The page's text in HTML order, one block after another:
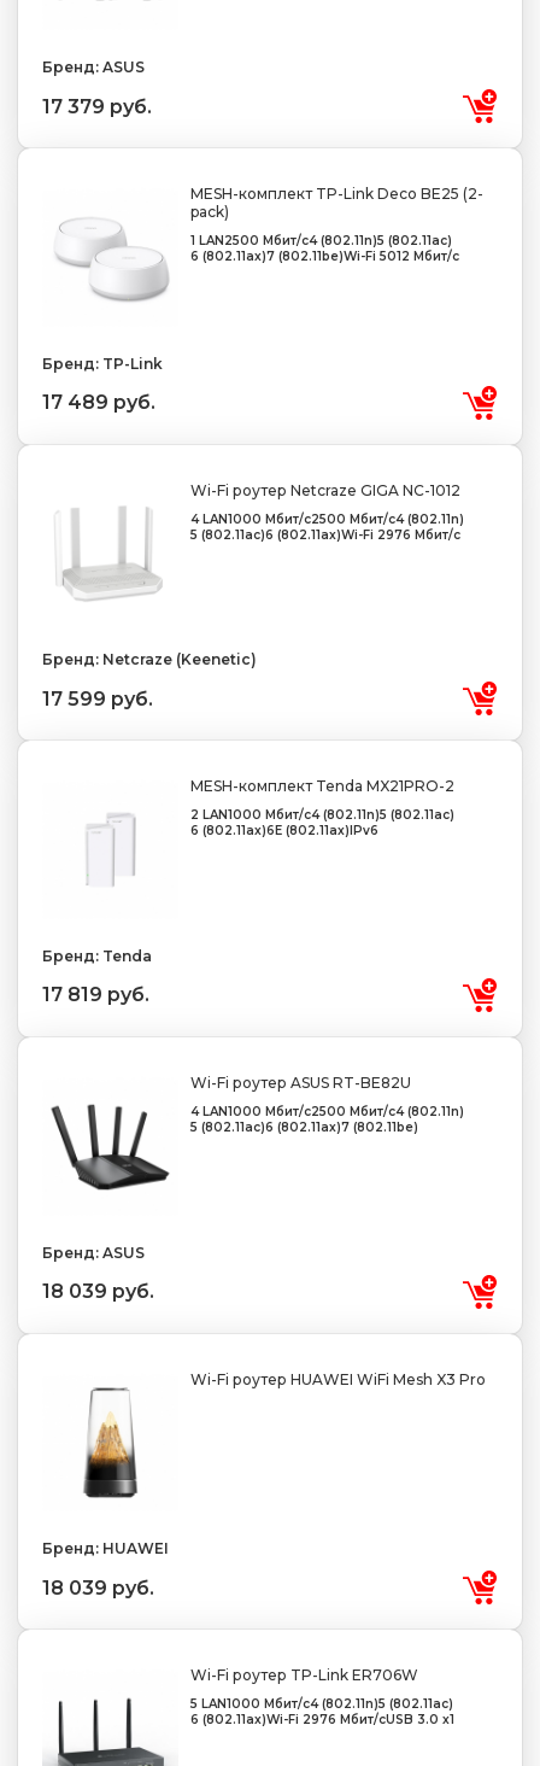
Бренд: ASUS
17 379 руб.
MESH-комплект TP-Link Deco BE25 (2-
pack)
1 LAN 2500 Мбит/с4 (802.11n)5 (802.11ac)
6 (802.11ax)7 (802.11be)Wi-Fi 5012 Мбит/с
Бренд: TP-Link
17 489 руб.
Wi-Fi роутер Netcraze GIGA NC-1012
4 LAN1000 Мбит/с2500 Мбит/с4 (802.11n)
5 (802.11ac)6 (802.11ax)Wi-Fi 2976 Мбит/с
Бренд: Netcraze (Keenetic)
17 599 руб.
MESH-комплект Tenda MX21PRO-2
2 LAN1000 Мбит/с4 (802.11n)5 (802.11ac)
6 (802.11ax)6E (802.11ax) IPv6
Бренд: Tenda
17 819 руб.
Wi-Fi роутер ASUS RT-BE82U
4 LAN1000 Мбит/с2500 Мбит/с4 (802.11n)
5 (802.11ac)6 (802.11ax)7 (802.11be)
Бренд: ASUS
18 039 руб.
Wi-Fi роутер HUAWEI WiFi Mesh X3 Pro
Бренд: HUAWEI
18 039 руб.
Wi-Fi роутер TP-Link ER706W
5 LAN1000 Мбит/с4 (802.11n)5 (802.11ac)
6 (802.11ax)Wi-Fi 2976 Мбит/сUSB 3.0 x1